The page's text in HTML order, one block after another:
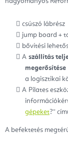
csúszó lábrész
jump board +
bővítési
A szállítás
a logisztikai
A Pilates
gépeket?”
A befektetés